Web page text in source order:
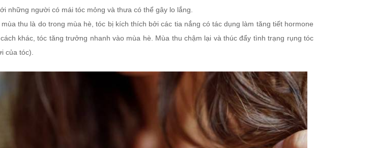
những người có mái tóc mỏng và thưa có thể gây lo lắng.
thu là do trong mùa hè, tóc bị kích thích bởi các tia nắng có tác dụng làm tăng tiết hormone
khác, tóc tăng trưởng nhanh vào mùa hè. Mùa thu chậm lại và thúc đẩy tình trạng rụng tóc
của tóc).